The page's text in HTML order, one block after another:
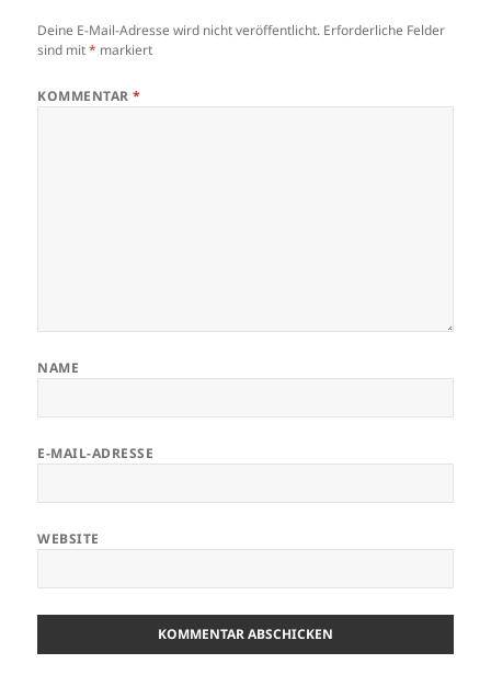
Deine E-Mail-Adresse wird nicht veröffentlicht. Erforderliche Felder
sind mit* markiert
KOMMENTAR*
NAME
E-MAIL-ADRESSE
WEBSITE